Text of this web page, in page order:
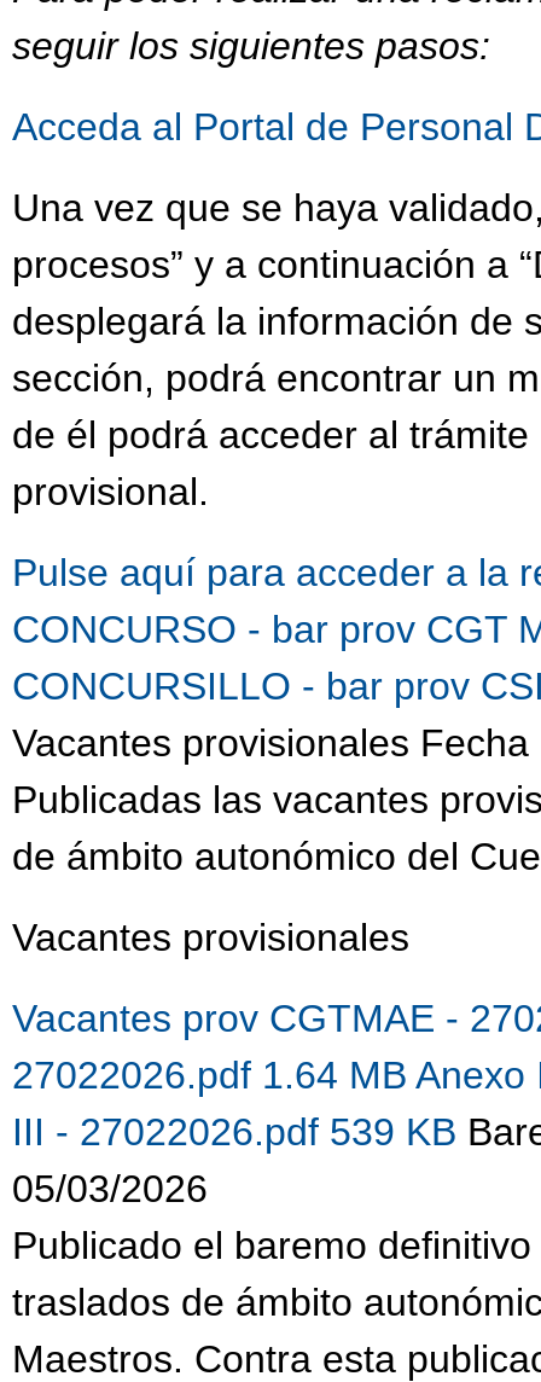
seguir los siguientes pasos:
Acceda al Portal de Personal
Una vez que se haya
procesos” y a continuación a
desplegará la información de
sección, podrá encontrar un
de él podrá acceder al
provisional.
Pulse aquí para acceder a la
CONCURSO - bar prov CGT
CONCURSILLO - bar prov
Vacantes provisionales
Publicadas las vacantes
de ámbito autonómico del
Vacantes provisionales
Vacantes prov CGTMAE -
27022026.pdf 1.64 MB Anexo
III - 27022026.pdf 539 KB
05/03/2026
Publicado el baremo
traslados de ámbito
Maestros. Contra esta